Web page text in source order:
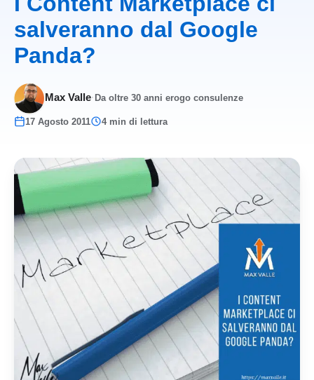
salveranno dal Google
Panda?
Max Valle· Da oltre 30 anni erogo consulenze
17 Agosto 2011 4 min di lettura